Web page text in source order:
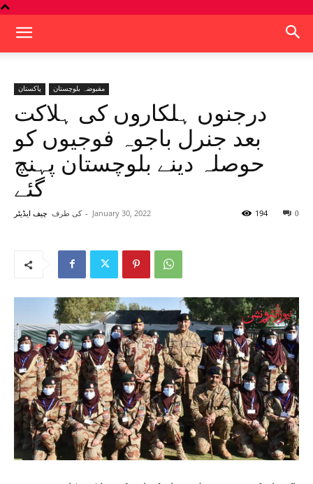
پاکستان مقبوضہ بلوچستان
درجنوں ہلکاروں کی ہلاکت
بعد جنرل باجوہ فوجیوں کو
حوصلہ دینے بلوچستان پہنچ
گئے
کی طرف چیف ایڈیٹر - January 30, 2022 0
194